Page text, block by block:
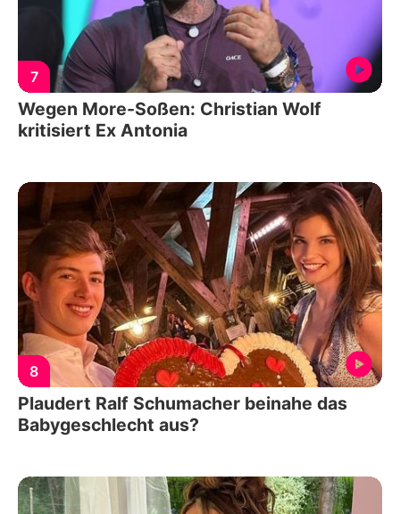
7
Wegen More-Soßen: Christian Wolf
kritisiert Ex Antonia
8
Plaudert Ralf Schumacher beinahe das
Babygeschlecht aus?